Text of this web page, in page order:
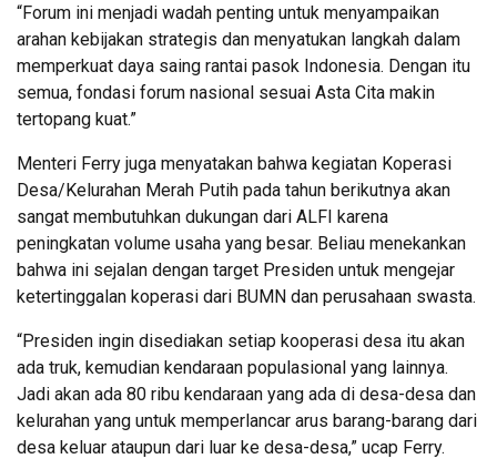
“Forum ini menjadi wadah penting untuk menyampaikan
arahan kebijakan strategis dan menyatukan langkah dalam
memperkuat daya saing rantai pasok Indonesia. Dengan itu
semua, fondasi forum nasional sesuai Asta Cita makin
tertopang kuat.”
Menteri Ferry juga menyatakan bahwa kegiatan Koperasi
Desa/Kelurahan Merah Putih pada tahun berikutnya akan
sangat membutuhkan dukungan dari ALFI karena
peningkatan volume usaha yang besar. Beliau menekankan
bahwa ini sejalan dengan target Presiden untuk mengejar
ketertinggalan koperasi dari BUMN dan perusahaan swasta.
“Presiden ingin disediakan setiap kooperasi desa itu akan
ada truk, kemudian kendaraan populasional yang lainnya.
Jadi akan ada 80 ribu kendaraan yang ada di desa-desa dan
kelurahan yang untuk memperlancar arus barang-barang dari
desa keluar ataupun dari luar ke desa-desa,” ucap Ferry.